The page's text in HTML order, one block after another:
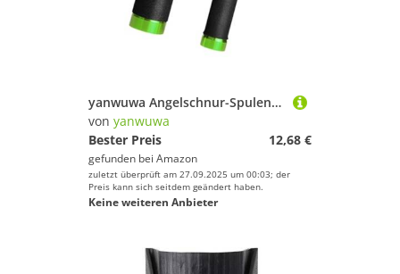
yanwuwa Angelschnur-Spulen-Ziehwerkzeug, Aluminiumlegierung, Dragger, Knotenvorrichtung für Salzwasser, Süßwasser, Hand- und Schutzwerkzeug
von yanwuwa
Bester Preis
12,68 €
gefunden bei Amazon
zuletzt überprüft am 27.09.2025 um 00:03; der
Preis kann sich seitdem geändert haben.
Keine weiteren Anbieter